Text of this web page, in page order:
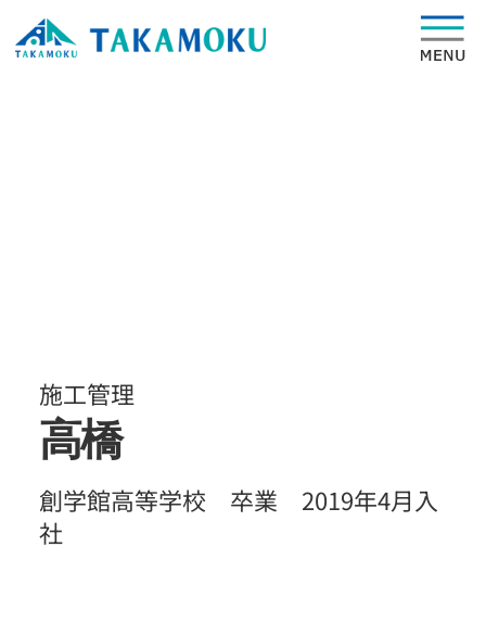
施工管理
高橋
創学館高等学校 卒業 2019年4月入
社